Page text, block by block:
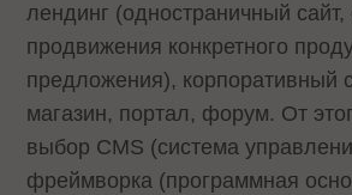
лендинг (одностраничный
продвижения конкретного
предложения), корпоративный
магазин, портал, форум. От
выбор CMS (система
фреймворка (программная